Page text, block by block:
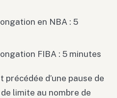
en NBA : 5
FIBA : 5 minutes
d’une pause de
limite au nombre de